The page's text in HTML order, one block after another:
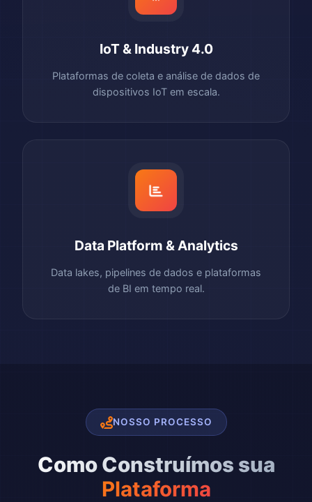
IoT & Industry 4.0
Plataformas de coleta e análise de dados de
dispositivos IoT em escala.
Data Platform & Analytics
Data lakes, pipelines de dados e plataformas
de BI em tempo real.
NOSSO PROCESSO
Como Construímos sua
Plataforma